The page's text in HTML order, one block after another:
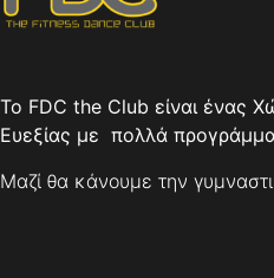
Το FDC the Club είναι ένας
Ευεξίας με πολλά
Μαζί θα κάνουμε την